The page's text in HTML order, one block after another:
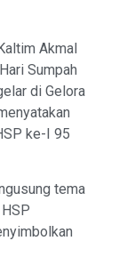
Akmal
Sumpah
di Gelora
ke-I 95
tema